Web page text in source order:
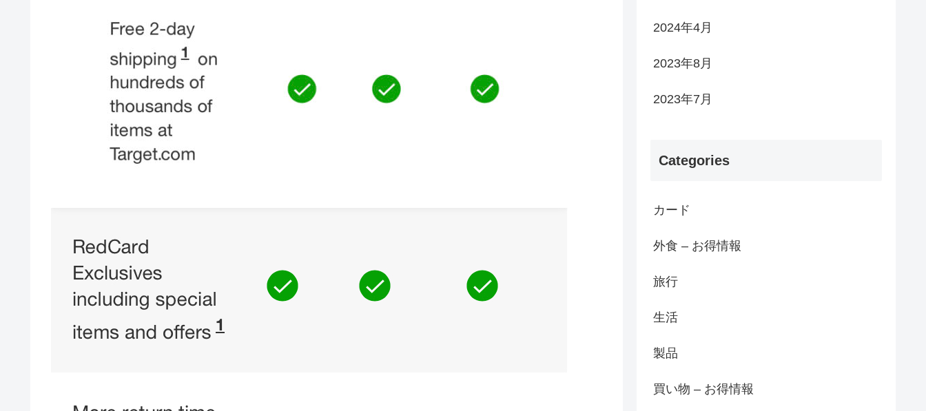
2024年4月
2023年8月
2023年7月
Categories
カード
外食 – お得情報
旅行
生活
製品
買い物 – お得情報